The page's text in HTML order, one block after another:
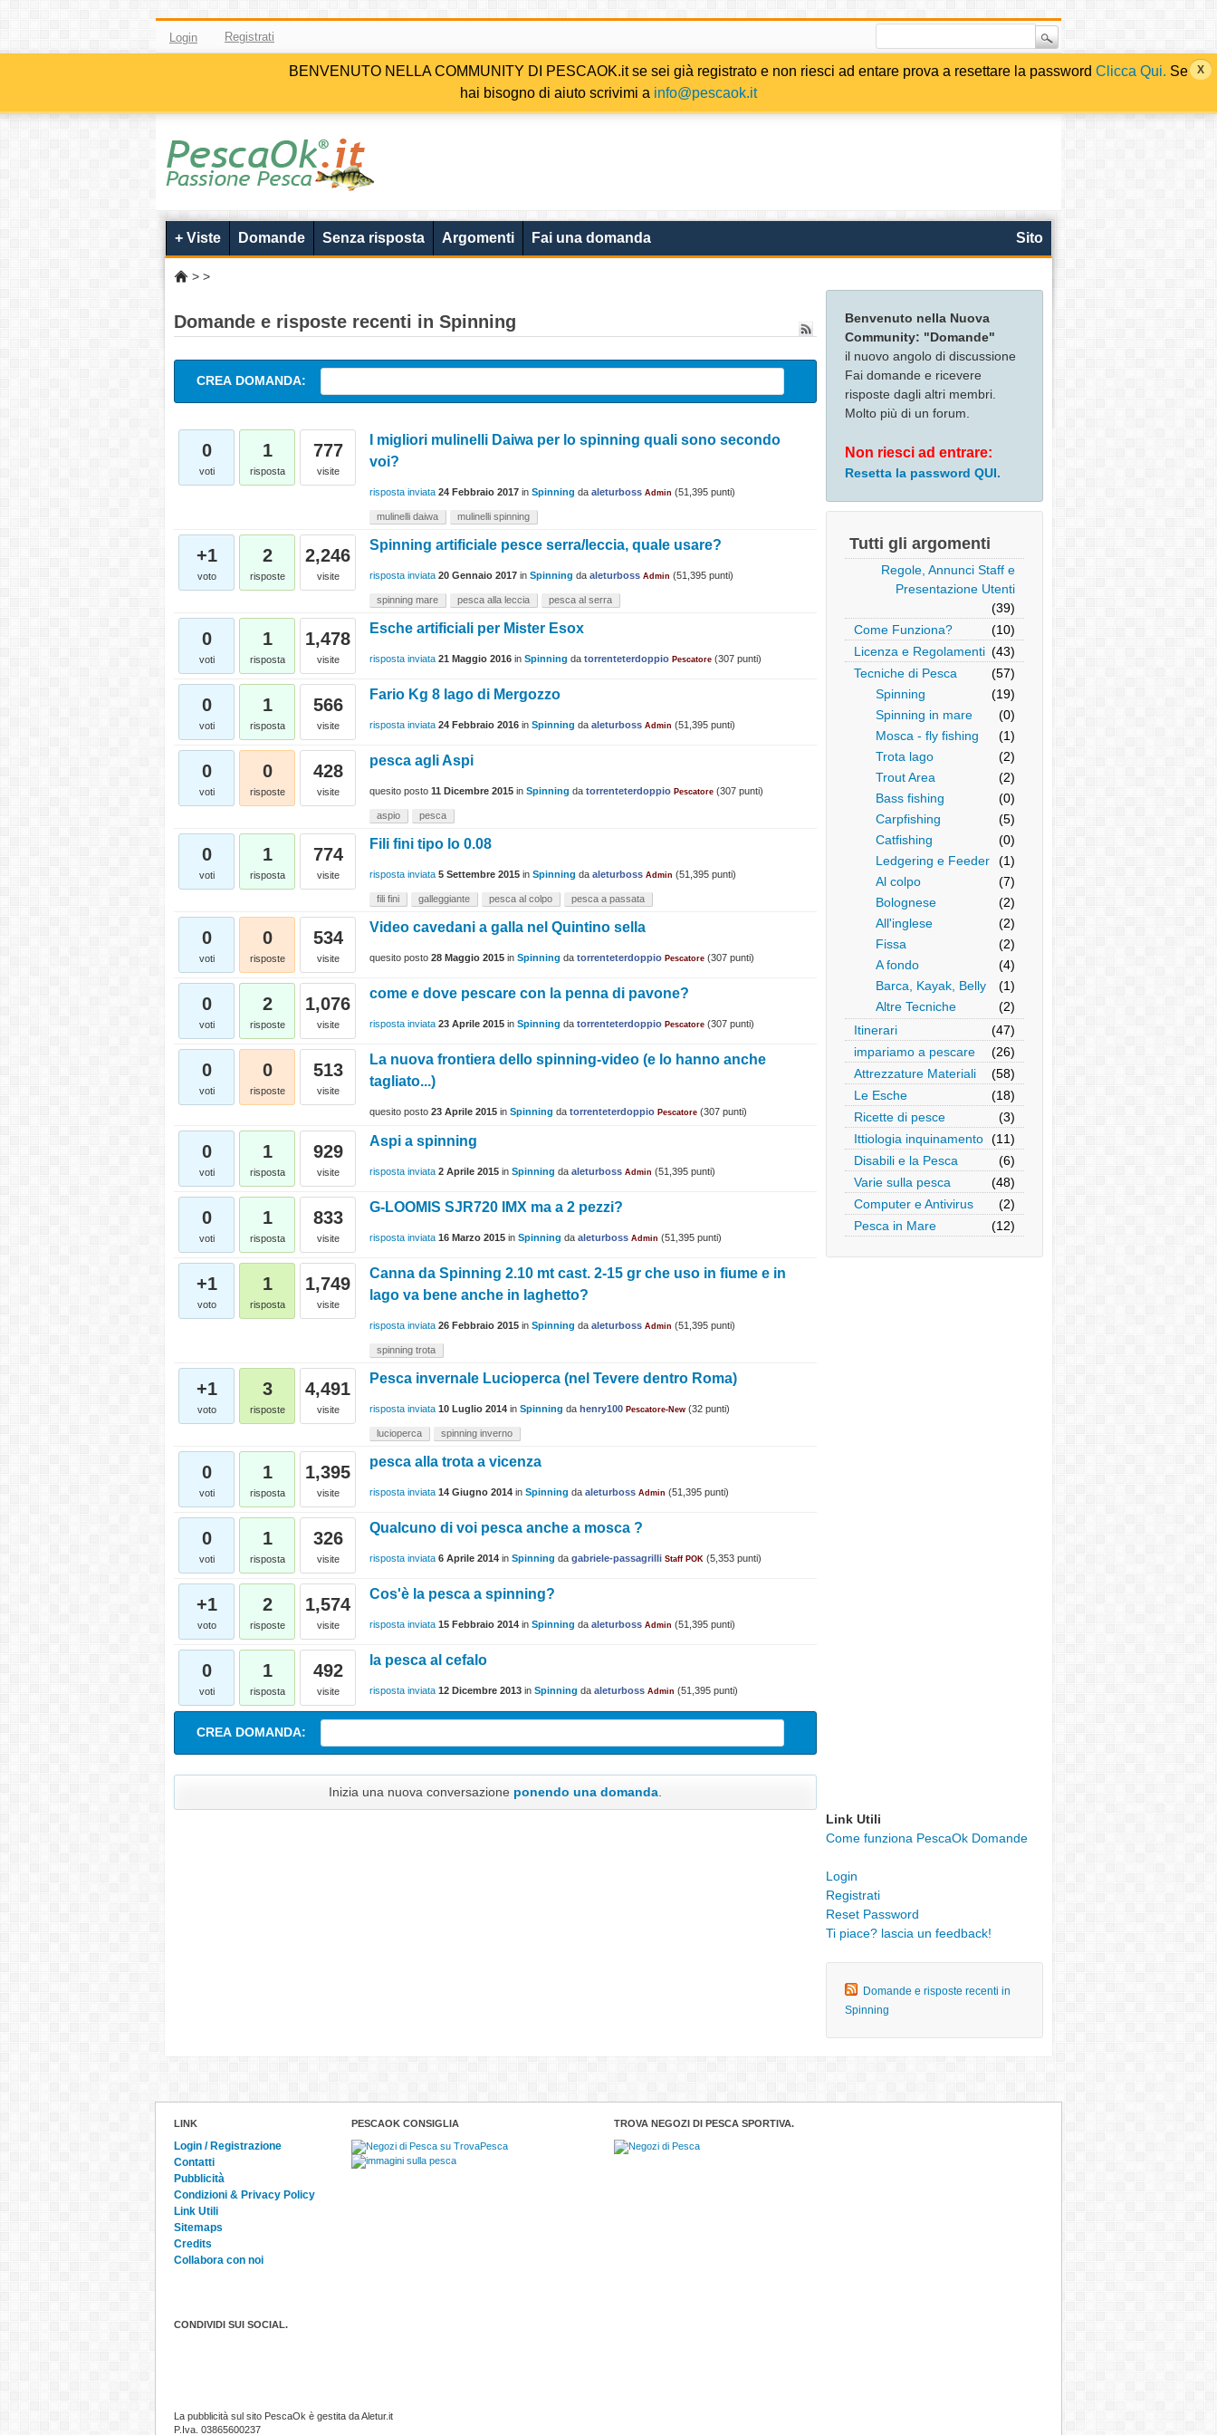
Login Registrati
BENVENUTO NELLA COMMUNITY DI PESCAOK.it se sei già registrato e non riesci ad entare prova a resettare la password Clicca Qui. Se
hai bisogno di aiuto scrivimi a info@pescaok.it
+ Viste Domande Senza risposta Argomenti Fai una domanda Sito
> >
Benvenuto nella Nuova
Community: "Domande"
il nuovo angolo di discussione
Fai domande e ricevere
risposte dagli altri membri.
Molto più di un forum.
Non riesci ad entrare:
Resetta la password QUI.
Tutti gli argomenti
Regole, Annunci Staff e
Presentazione Utenti
(39)
Come Funziona?
(10)
Licenza e Regolamenti (43)
Tecniche di Pesca
(57)
Spinning
(19)
Spinning in mare
(0)
Mosca - fly fishing
(1)
Trota lago
(2)
Trout Area
(2)
Bass fishing
(0)
Carpfishing
(5)
Catfishing
(0)
Ledgering e Feeder
(1)
Al colpo
(7)
Bolognese
(2)
All'inglese
(2)
Fissa
(2)
A fondo
(4)
Barca, Kayak, Belly
(1)
Altre Tecniche
(2)
Itinerari
(47)
impariamo a pescare
(26)
Attrezzature Materiali
(58)
Le Esche
(18)
Ricette di pesce
(3)
Ittiologia inquinamento (11)
Disabili e la Pesca
(6)
Varie sulla pesca
(48)
Computer e Antivirus
(2)
Pesca in Mare
(12)
Link Utili
Come funziona PescaOk Domande
Login
Registrati
Reset Password
Ti piace? lascia un feedback!
Domande e risposte recenti in
Spinning
Domande e risposte recenti in Spinning
CREA DOMANDA:
0
voti
1
risposta
777
visite
I migliori mulinelli Daiwa per lo spinning quali sono secondo
voi?
risposta inviata 24 Febbraio 2017 in Spinning da aleturboss Admin (51,395 punti)
mulinelli daiwa mulinelli spinning
+1
voto
2
risposte
2,246
visite
Spinning artificiale pesce serra/leccia, quale usare?
risposta inviata 20 Gennaio 2017 in Spinning da aleturboss Admin (51,395 punti)
spinning mare pesca alla leccia pesca al serra
0
voti
1
risposta
1,478
visite
Esche artificiali per Mister Esox
risposta inviata 21 Maggio 2016 in Spinning da torrenteterdoppio Pescatore (307 punti)
0
voti
1
risposta
566
visite
Fario Kg 8 lago di Mergozzo
risposta inviata 24 Febbraio 2016 in Spinning da aleturboss Admin (51,395 punti)
0
voti
0
risposte
428
visite
pesca agli Aspi
quesito posto 11 Dicembre 2015 in Spinning da torrenteterdoppio Pescatore (307 punti)
aspio pesca
0
voti
1
risposta
774
visite
Fili fini tipo lo 0.08
risposta inviata 5 Settembre 2015 in Spinning da aleturboss Admin (51,395 punti)
fili fini galleggiante pesca al colpo pesca a passata
0
voti
0
risposte
534
visite
Video cavedani a galla nel Quintino sella
quesito posto 28 Maggio 2015 in Spinning da torrenteterdoppio Pescatore (307 punti)
0
voti
2
risposte
1,076
visite
come e dove pescare con la penna di pavone?
risposta inviata 23 Aprile 2015 in Spinning da torrenteterdoppio Pescatore (307 punti)
0
voti
0
risposte
513
visite
La nuova frontiera dello spinning-video (e lo hanno anche
tagliato...)
quesito posto 23 Aprile 2015 in Spinning da torrenteterdoppio Pescatore (307 punti)
0
voti
1
risposta
929
visite
Aspi a spinning
risposta inviata 2 Aprile 2015 in Spinning da aleturboss Admin (51,395 punti)
0
voti
1
risposta
833
visite
G-LOOMIS SJR720 IMX ma a 2 pezzi?
risposta inviata 16 Marzo 2015 in Spinning da aleturboss Admin (51,395 punti)
+1
voto
1
risposta
1,749
visite
Canna da Spinning 2.10 mt cast. 2-15 gr che uso in fiume e in
lago va bene anche in laghetto?
risposta inviata 26 Febbraio 2015 in Spinning da aleturboss Admin (51,395 punti)
spinning trota
+1
voto
3
risposte
4,491
visite
Pesca invernale Lucioperca (nel Tevere dentro Roma)
risposta inviata 10 Luglio 2014 in Spinning da henry100 Pescatore-New (32 punti)
lucioperca spinning inverno
0
voti
1
risposta
1,395
visite
pesca alla trota a vicenza
risposta inviata 14 Giugno 2014 in Spinning da aleturboss Admin (51,395 punti)
0
voti
1
risposta
326
visite
Qualcuno di voi pesca anche a mosca ?
risposta inviata 6 Aprile 2014 in Spinning da gabriele-passagrilli Staff POK (5,353 punti)
+1
voto
2
risposte
1,574
visite
Cos'è la pesca a spinning?
risposta inviata 15 Febbraio 2014 in Spinning da aleturboss Admin (51,395 punti)
0
voti
1
risposta
492
visite
la pesca al cefalo
risposta inviata 12 Dicembre 2013 in Spinning da aleturboss Admin (51,395 punti)
CREA DOMANDA:
Inizia una nuova conversazione ponendo una domanda
LINK
Login / Registrazione
Contatti
Pubblicità
Condizioni & Privacy Policy
Link Utili
Sitemaps
Credits
Collabora con noi
PESCAOK CONSIGLIA TROVA NEGOZI DI PESCA SPORTIVA.
CONDIVIDI SUI SOCIAL.
La pubblicità sul sito PescaOk è gestita da Aletur.it
P.Iva. 03865600237